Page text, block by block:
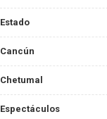
Estado
Cancún
Chetumal
Espectáculos